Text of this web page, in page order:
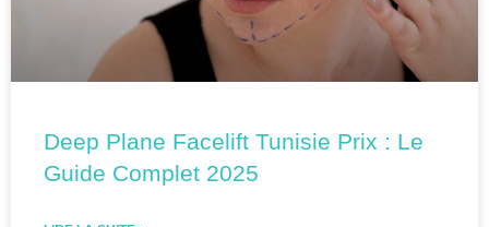
Deep Plane Facelift Tunisie Prix : Le
Guide Complet 2025